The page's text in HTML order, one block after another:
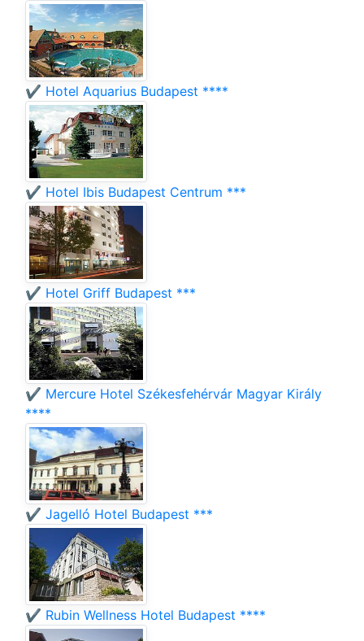
✔️ Hotel Aquarius Budapest ****
✔️ Hotel Ibis Budapest Centrum ***
✔️ Hotel Griff Budapest ***
✔️ Mercure Hotel Székesfehérvár Magyar Király
****
✔️ Jagelló Hotel Budapest ***
✔️ Rubin Wellness Hotel Budapest ****